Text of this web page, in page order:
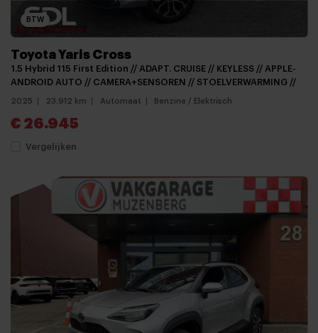
BTW
Toyota Yaris Cross
1.5 Hybrid 115 First Edition // ADAPT. CRUISE // KEYLESS // APPLE-
ANDROID AUTO // CAMERA+SENSOREN // STOELVERWARMING //
2025 23.912 km Automaat Benzine / Elektrisch
€ 26.945
Vergelijken